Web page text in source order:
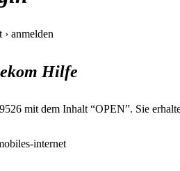
anmelden
Hilfe
mit dem Inhalt “OPEN”. Sie
internet